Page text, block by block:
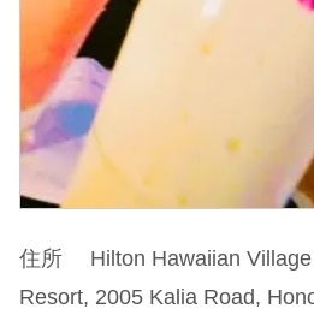
住所 Hilton Hawaiian Village
Resort, 2005 Kalia Road,